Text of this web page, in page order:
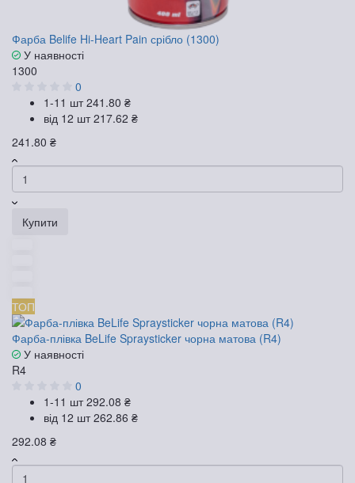
Фарба Belife Hi-Heart Pain срібло (1300)
У наявності
1300
0
1-11 шт241.80 ₴
від 12 шт217.62 ₴
241.80 ₴
Купити
ТОП
Фарба-плівка BeLife Spraysticker чорна матова (R4)
У наявності
R4
0
1-11 шт292.08 ₴
від 12 шт262.86 ₴
292.08 ₴